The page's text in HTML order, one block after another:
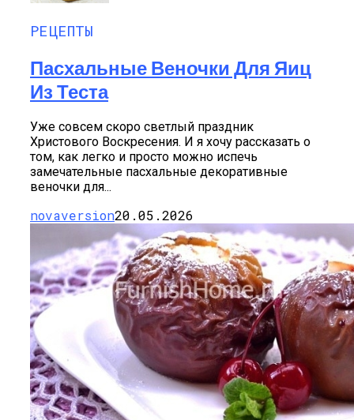
РЕЦЕПТЫ
Пасхальные Веночки Для Яиц
Из Теста
Уже совсем скоро светлый праздник
Христового Воскресения. И я хочу рассказать о
том, как легко и просто можно испечь
замечательные пасхальные декоративные
веночки для...
novaversion20.05.2026